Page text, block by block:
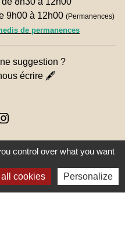
9h00 à 12h00 (Permanences)
de permanences
suggestion ?
écrire 🖋
control over what you want
all cookies Personalize